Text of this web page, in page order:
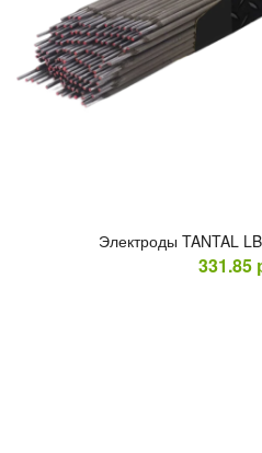
Элек­тро­ды TANTAL
331.85